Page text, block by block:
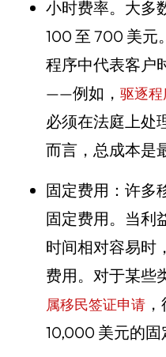
小时费率。大多
100 至 700 美元
程序中代表客户
——例如， 驱逐程
必须在法庭上处
而言，总成本是
固定费用：许多
固定费用。当利
时间相对容易时
费用。对于某些
属移民签证申请，
10,000 美元的固